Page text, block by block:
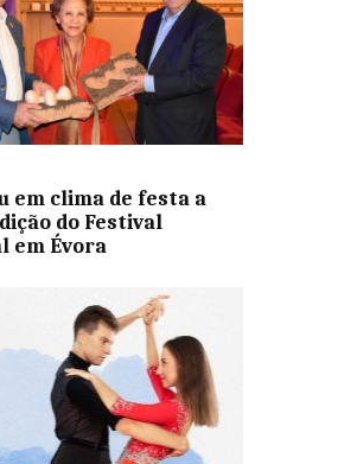
em clima de festa a
do Festival
em Évora